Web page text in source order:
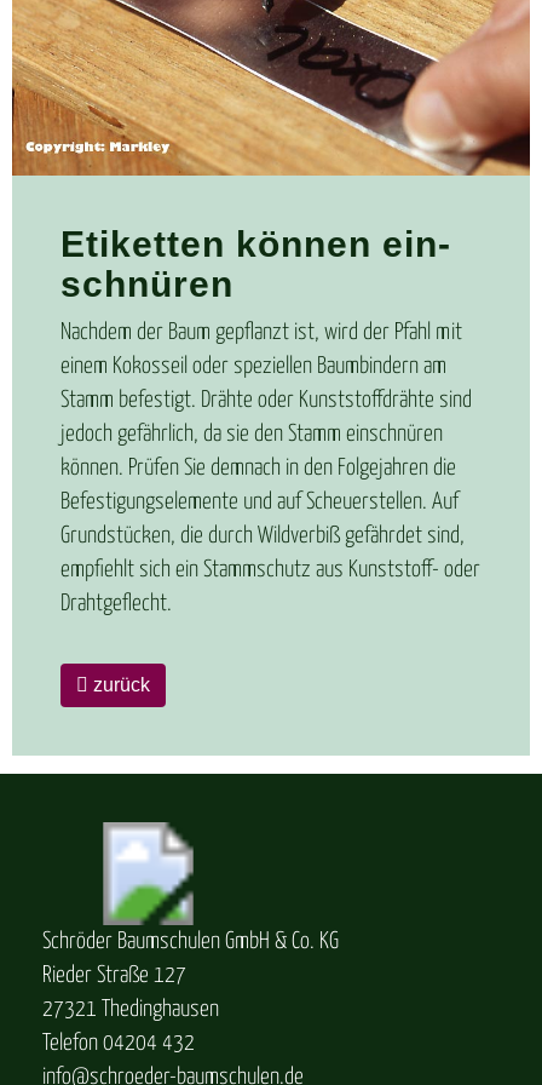
Eti­ket­ten kön­nen ein­
schnü­ren
Nachdem der Baum gepflanzt ist, wird der Pfahl mit
einem Kokosseil oder speziellen Baumbindern am
Stamm befestigt. Drähte oder Kunststoffdrähte sind
jedoch gefährlich, da sie den Stamm einschnüren
können. Prüfen Sie demnach in den Folgejahren die
Befestigungselemente und auf Scheuerstellen. Auf
Grundstücken, die durch Wildverbiß gefährdet sind,
empfiehlt sich ein Stammschutz aus Kunststoff- oder
Drahtgeflecht.
zurück
Schröder Baumschulen GmbH & Co. KG
Rieder Straße 127
27321 Thedinghausen
Telefon 04204 432
info@schroeder-baumschulen.de